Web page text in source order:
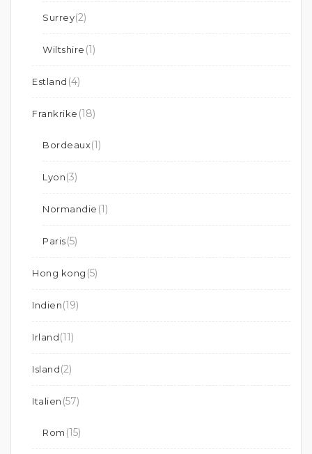
Surrey(2)
Wiltshire (1)
Estland (4)
Frankrike (18)
Bordeaux(1)
Lyon(3)
Normandie (1)
Paris(5)
Hong kong (5)
Indien(19)
Irland(11)
Island(2)
Italien (57)
Rom (15)